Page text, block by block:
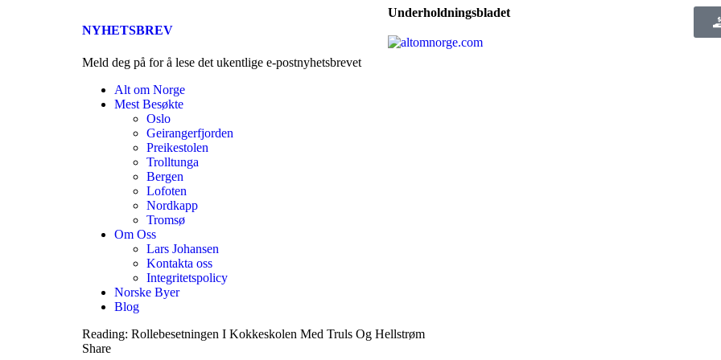
NYHETSBREV
Meld deg på for å lese det ukentlige e-postnyhetsbrevet
Underholdningsbladet
Alt om Norge
Mest Besøkte
Oslo
Geirangerfjorden
Preikestolen
Trolltunga
Bergen
Lofoten
Nordkapp
Tromsø
Om Oss
Lars Johansen
Kontakta oss
Integritetspolicy
Norske Byer
Blog
Reading: Rollebesetningen I Kokkeskolen Med Truls Og Hellstrøm
Share